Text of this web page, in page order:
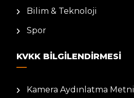
Bilim & Teknoloji
Spor
KVKK BILGILENDIRMESI
Kamera Aydınlatma Metni